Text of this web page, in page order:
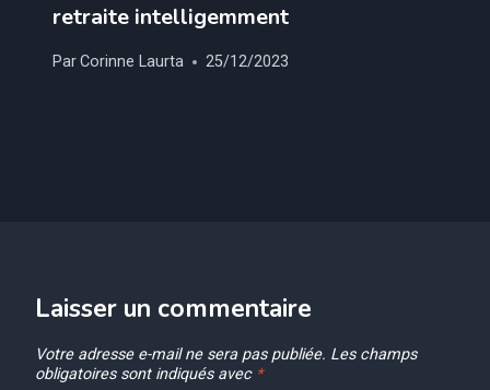
retraite intelligemment
ParCorinne Laurta 25/12/2023
Laisser un commentaire
Votre adresse e-mail ne sera pas publiée. Les champs
obligatoires sont indiqués avec *